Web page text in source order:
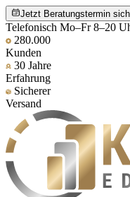
Jetzt Beratungstermin
Telefonisch Mo–Fr 8–20
280.000
Kunden
30 Jahre
Erfahrung
Sicherer
Versand